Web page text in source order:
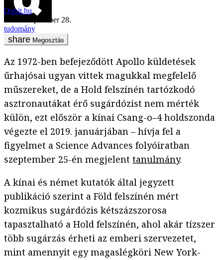
Qubit.hu
2020. szeptember 28.
tudomány
Megosztás
Az 1972-ben befejeződött Apollo küldetések
űrhajósai ugyan vittek magukkal megfelelő
műszereket, de a Hold felszínén tartózkodó
asztronautákat érő sugárdózist nem mérték
külön, ezt először a kínai Csang-o–4 holdszonda
végezte el 2019. januárjában – hívja fel a
figyelmet a Science Advances folyóiratban
szeptember 25-én megjelent tanulmány.
A kínai és német kutatók által jegyzett
publikáció szerint a Föld felszínén mért
kozmikus sugárdózis kétszázszorosa
tapasztalható a Hold felszínén, ahol akár tízszer
több sugárzás érheti az emberi szervezetet,
mint amennyit egy magaslégköri New York-